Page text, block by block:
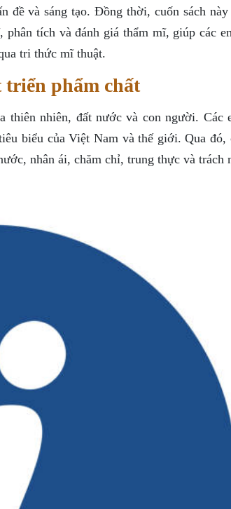
và sáng tạo. Đồng thời, cuốn sách này
tích và đánh giá thẩm mĩ, giúp các
tri thức mĩ thuật.
triển phẩm chất
thiên nhiên, đất nước và con người. Các
biểu của Việt Nam và thế giới. Qua đó,
nhân ái, chăm chỉ, trung thực và trách